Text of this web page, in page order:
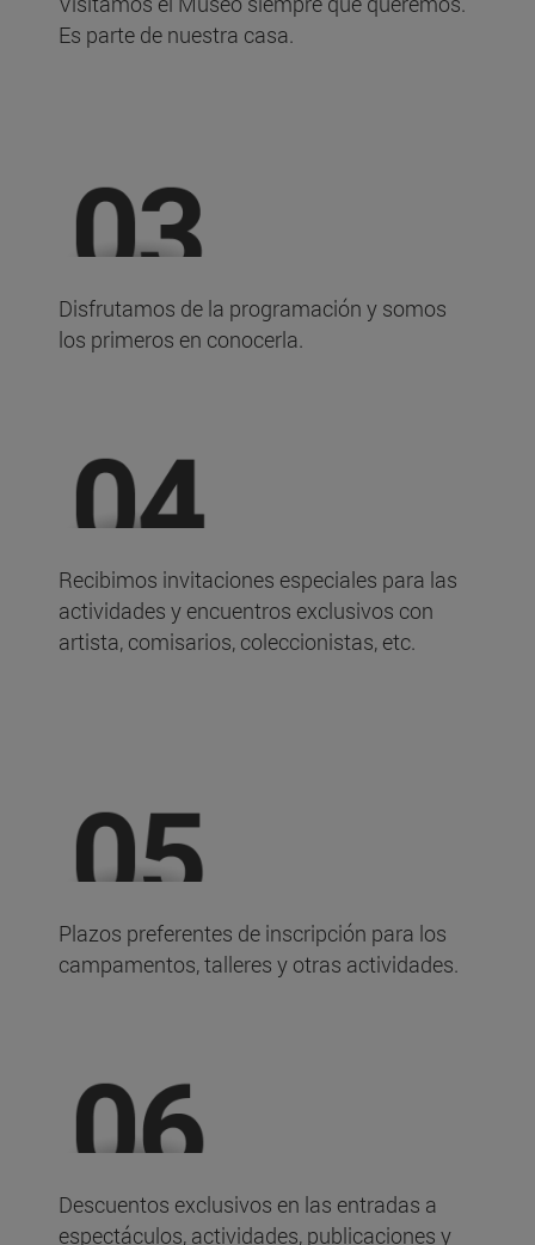
Es parte de nuestra casa.
Disfrutamos de la programación y somos
los primeros en conocerla.
Recibimos invitaciones especiales para las
actividades y encuentros exclusivos con
artista, comisarios, coleccionistas, etc.
Plazos preferentes de inscripción para los
campamentos, talleres y otras actividades.
Descuentos exclusivos en las entradas a
espectáculos, actividades, publicaciones y